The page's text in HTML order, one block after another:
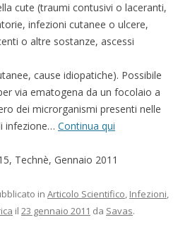
cute (traumi contusivi o laceranti,
infezioni cutanee o ulcere,
o altre sostanze, ascessi
cause idiopatiche). Possibile
via ematogena da un focolaio a
dei microrganismi presenti nelle
infezione… Continua qui
Technè, Gennaio 2011
in Articolo Scientifico, Infezioni,
il 23 gennaio 2011 da Savas.